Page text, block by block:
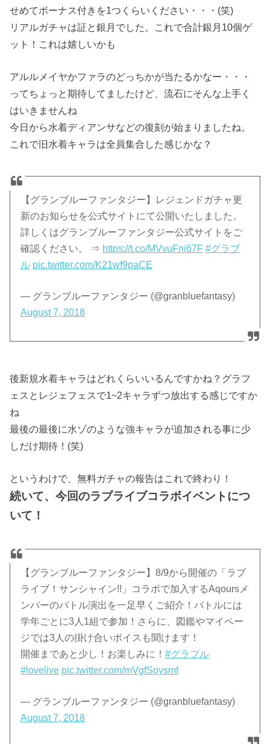
せめてボーナス付きを1つくらいください・・・(笑)
リアルガチャは証と銀月でした。これで合計銀月10個ゲ
ット！これは嬉しいかも
アルルメイヤかファラのどっちかが当たるかなー・・・
ってちょっと期待してましたけど、流石にそんな上手く
はいきませんね
今日から水着ディアンサなどの復刻が始まりましたね。
これで旧水着キャラは全員集合した感じかな？
【グランブルーファンタジー】レジェンドガチャ更
新のお知らせを公式サイトにて公開いたしました。
詳しくはグランブルーファンタジー公式サイトをご
確認ください。 ⇒ https://t.co/MVvuFni67F #グラブ
ル pic.twitter.com/K21wf9paCE
— グランブルーファンタジー (@granbluefantasy)
August 7, 2018
後新規水着キャラはどれくらいいるんですかね？グラフ
ェスとレジェフェスで1~2キャラずつ放出する感じですか
ね
最後の最後に水ゾのような強キャラが追加される事に少
しだけ期待！(笑)
というわけで、無料ガチャの報告はこれで終わり！
続いて、今回のラブライブコラボイベントにつ
いて！
【グランブルーファンタジー】8/9から開催の「ラブ
ライブ！サンシャイン!!」コラボで加入するAqoursメ
ンバーのバトル演出を一足早くご紹介！バトルには
学年ごとに3人1組で参加！さらに、図鑑やマイペー
ジでは3人の掛け合いボイスも聞けます！
開催まであと少し！お楽しみに！#グラブル
#lovelive pic.twitter.com/mVgfSoysmf
— グランブルーファンタジー (@granbluefantasy)
August 7, 2018